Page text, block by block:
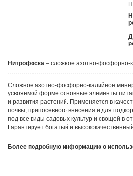
Нитрофоска – сложное азотно-фосфорно-
Сложное азотно-фосфорно-калийное
усвояемой форме основные элементы
и развития растений. Применяется в
почвы, припосевного внесения и для
под все виды садовых культур и овощей в
Гарантирует богатый и
Более подробную информацию о